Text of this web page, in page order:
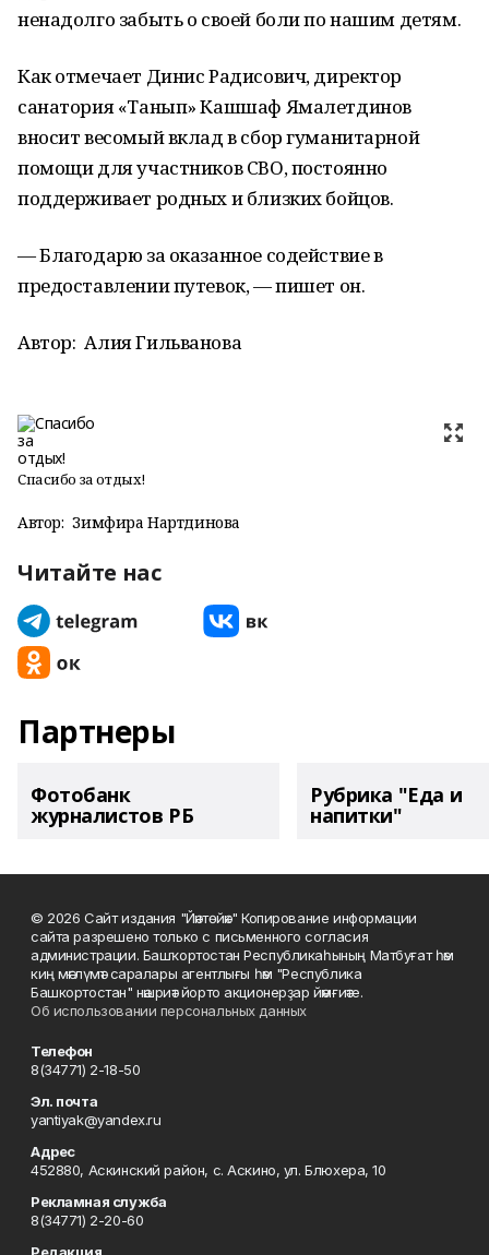
ненадолго забыть о своей боли по нашим детям.
Как отмечает Динис Радисович, директор
санатория «Танып» Кашшаф Ямалетдинов
вносит весомый вклад в сбор гуманитарной
помощи для участников СВО, постоянно
поддерживает родных и близких бойцов.
— Благодарю за оказанное содействие в
предоставлении путевок, — пишет он.
Автор: Алия Гильванова
Спасибо за отдых!
Автор: Зимфира Нартдинова
Читайте нас
Партнеры
Фотобанк
журналистов РБ
Рубрика "Еда и
напитки"
© 2026 Сайт издания "Йәнтөйәк" Копирование информации
сайта разрешено только с письменного согласия
администрации. Башҡортостан Республикаһының Матбуғат һәм
киң мәғлүмәт саралары агентлығы һәм "Республика
Башкортостан" нәшриәт йорто акционерҙар йәмғиәте.
Об использовании персональных данных
Телефон
8(34771) 2-18-50
Эл. почта
yantiyak@yandex.ru
Адрес
452880, Аскинский район, с. Аскино, ул. Блюхера, 10
Рекламная служба
8(34771) 2-20-60